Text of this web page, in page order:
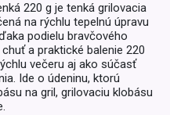
220 g je tenká grilovacia
na rýchlu tepelnú úpravu
podielu bravčového
a praktické balenie 220
večeru aj ako súčasť
Ide o údeninu, ktorú
na gril, grilovaciu klobásu